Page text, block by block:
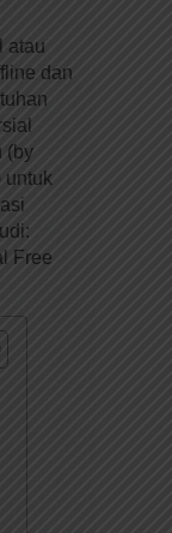
atau
dan
(by
untuk
Free